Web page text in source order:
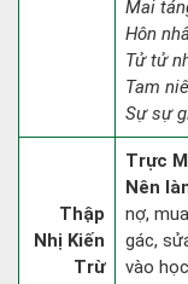
Mai
Hôn
Tử tử
Tam
Sự sự
Thập
Nhị Kiến
Trừ
Trực
Nên
nợ,
gác,
vào